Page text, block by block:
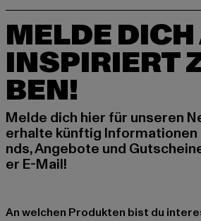
MELDE
INSPIRIERT
BEN!
Melde dich hier für unseren
erhalte künftig Informationen
nds, Angebote und
er E-Mail!
An welchen Produkten bist du